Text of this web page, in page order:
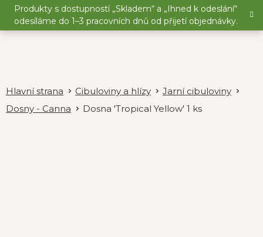
Přejít
obsah
Produkty s dostupností „Skladem“ a „Ihned k odeslání“
odesíláme do 1–3 pracovních dnů od přijetí objednávky.
Cibuloviny a hlízy
Jarní cibuloviny
Dosny - Canna
Dosna 'Tropical Yellow' 1 ks